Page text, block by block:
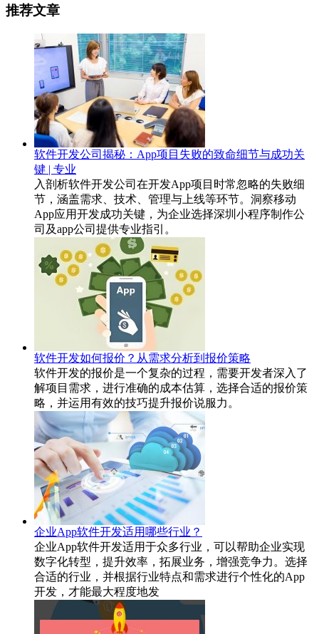
推荐文章
软件开发公司揭秘：App项目失败的致命细节与成功关
键 | 专业
入剖析软件开发公司在开发App项目时常忽略的失败细
节，涵盖需求、技术、管理与上线等环节。洞察移动
App应用开发成功关键，为企业选择深圳小程序制作公
司及app公司提供专业指引。
软件开发如何报价？从需求分析到报价策略
软件开发的报价是一个复杂的过程，需要开发者深入了
解项目需求，进行准确的成本估算，选择合适的报价策
略，并运用有效的技巧提升报价说服力。
企业App软件开发适用哪些行业？
企业App软件开发适用于众多行业，可以帮助企业实现
数字化转型，提升效率，拓展业务，增强竞争力。选择
合适的行业，并根据行业特点和需求进行个性化的App
开发，才能最大程度地发